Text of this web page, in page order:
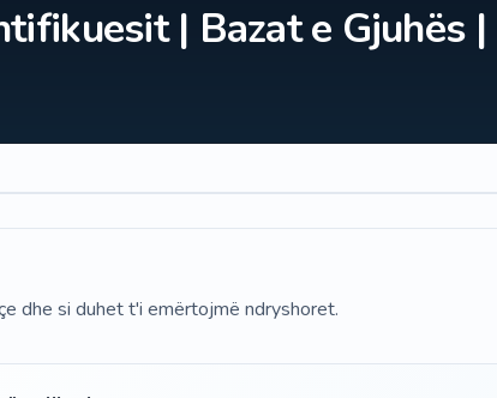
| Bazat e Gjuhës
dhe si duhet t'i emërtojmë ndryshoret.